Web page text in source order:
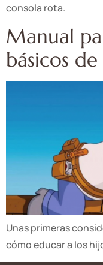
consola rota.
Manual
básicos
Unas primeras
cómo educar a los